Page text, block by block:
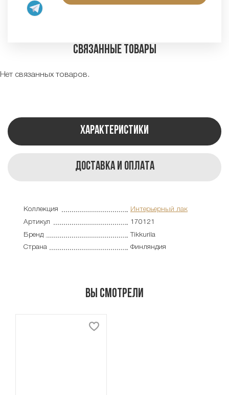
Связанные товары
Нет связанных товаров.
Характеристики
Доставка и оплата
Коллекция
Интерьерный лак
Артикул
170121
Бренд
Tikkurila
Страна
Финляндия
Вы смотрели